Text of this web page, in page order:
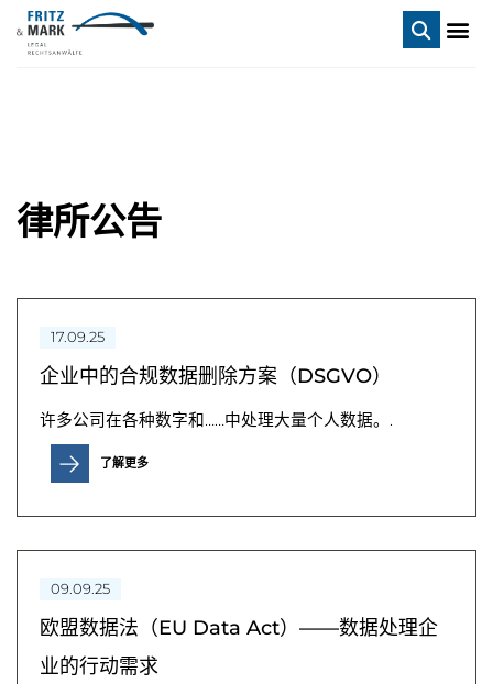
律所公告
17.09.25
企业中的合规数据删除方案（DSGVO）
许多公司在各种数字和……中处理大量个人数据。.
了解更多
09.09.25
欧盟数据法（EU Data Act）——数据处理企
业的行动需求